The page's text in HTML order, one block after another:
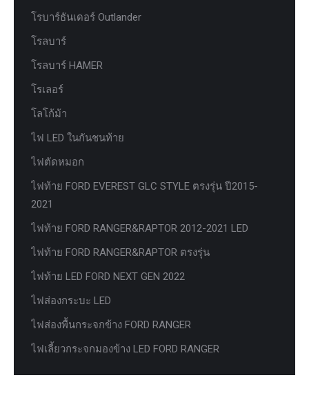
โรบาร์ธันเดอร์ Outlander
โรลบาร์
โรลบาร์ HAMER
โรเลอร์
โลโก้ม้า
ไฟ LED ในกันชนท้าย
ไฟตัดหมอก
ไฟท้าย FORD EVEREST GLC STYLE ตรงรุ่น ปี2015-
2021
ไฟท้าย FORD RANGER&RAPTOR 2012-2021 LED
ไฟท้าย FORD RANGER&RAPTOR ตรงรุ่น
ไฟท้าย LED FORD NEXT GEN 2022
ไฟส่องกระบะ LED
ไฟส่องพื้นกระจกข้าง FORD RANGER
ไฟเลี้ยวกระจกมองข้าง LED FORD RANGER